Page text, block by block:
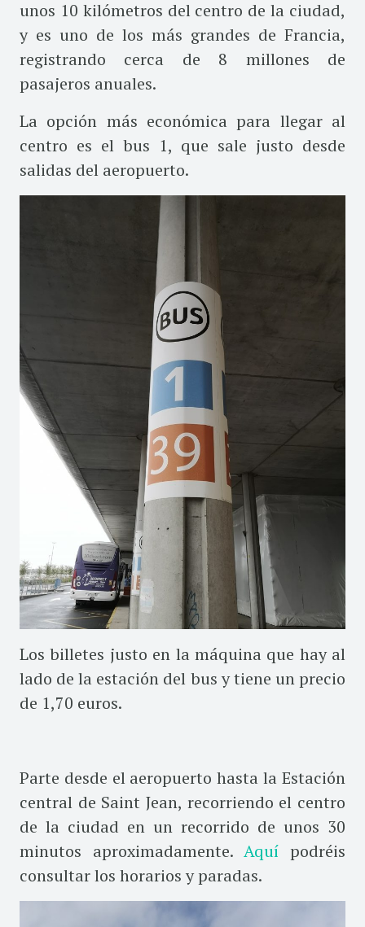
unos 10 kilómetros del centro de la ciudad,
y es uno de los más grandes de Francia,
registrando cerca de 8 millones de
pasajeros anuales.
La opción más económica para llegar al
centro es el bus 1, que sale justo desde
salidas del aeropuerto.
Los billetes justo en la máquina que hay al
lado de la estación del bus y tiene un precio
de 1,70 euros.
Parte desde el aeropuerto hasta la Estación
central de Saint Jean, recorriendo el centro
de la ciudad en un recorrido de unos 30
minutos aproximadamente.Aquí podréis
consultar los horarios y paradas.